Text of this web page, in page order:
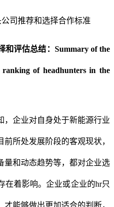
和评估总结： Summary of the
ranking of headhunters in the
，企业对自身处于新能源行业
所处发展阶段的客观现状，
量和动态趋势等，都对企业选
在着影响。企业或企业的hr只
能够做出更加适合的判断，